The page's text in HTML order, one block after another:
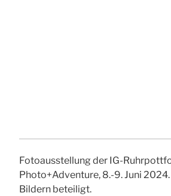
Fotoausstellung der IG-
Photo+Adventure, 8.-9. Juni
Bildern beteiligt.